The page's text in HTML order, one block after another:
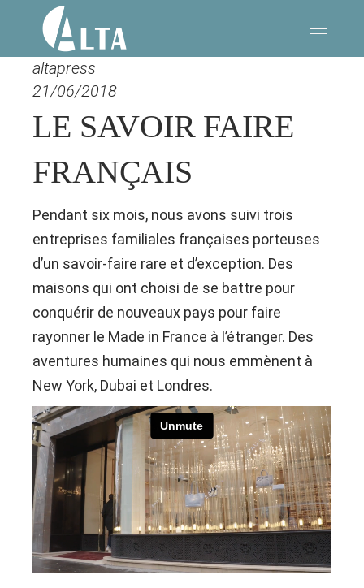
altapress
21/06/2018
LE SAVOIR FAIRE
FRANÇAIS
Pendant six mois, nous avons suivi trois
entreprises familiales françaises porteuses
d’un savoir-faire rare et d’exception. Des
maisons qui ont choisi de se battre pour
conquérir de nouveaux pays pour faire
rayonner le Made in France à l’étranger. Des
aventures humaines qui nous emmènent à
New York, Dubai et Londres.